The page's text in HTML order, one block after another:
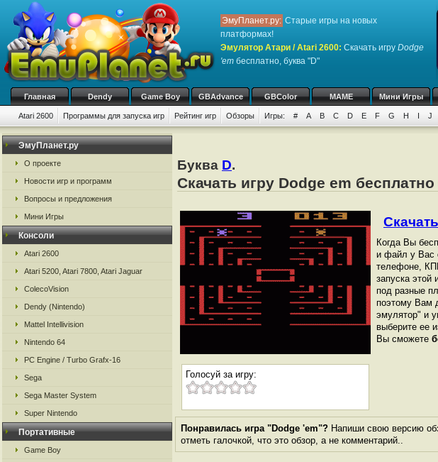
ЭмуПланет.ру: Старые игры на новых
платформах!
Эмулятор Атари / Atari 2600: Скачать игру Dodge
'em бесплатно, буква "D"
Главная Dendy Game Boy GBAdvance GBColor MAME Мини Игры
Atari 2600 Программы для запуска игр Рейтинг игр Обзоры Игры: # A B C D E F G H I J
ЭмуПланет.ру
О проекте
Новости игр и программ
Вопросы и предложения
Мини Игры
Консоли
Atari 2600
Atari 5200, Atari 7800, Atari Jaguar
ColecoVision
Dendy (Nintendo)
Mattel Intellivision
Nintendo 64
PC Engine / Turbo Grafx-16
Sega
Sega Master System
Super Nintendo
Портативные
Game Boy
Буква D.
Скачать игру Dodge em
Голосуй за игру:
Когда Вы
и файл у Вас
телефоне,
запуска этой
под разные
поэтому Вам
эмулятор" и
выберите ее
Вы сможете
Понравилась игра "Dodge 'em"? Напиши свою версию
отметь галочкой, что это обзор, а не комментарий..